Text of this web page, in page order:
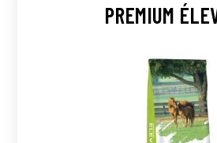
PREMIUM